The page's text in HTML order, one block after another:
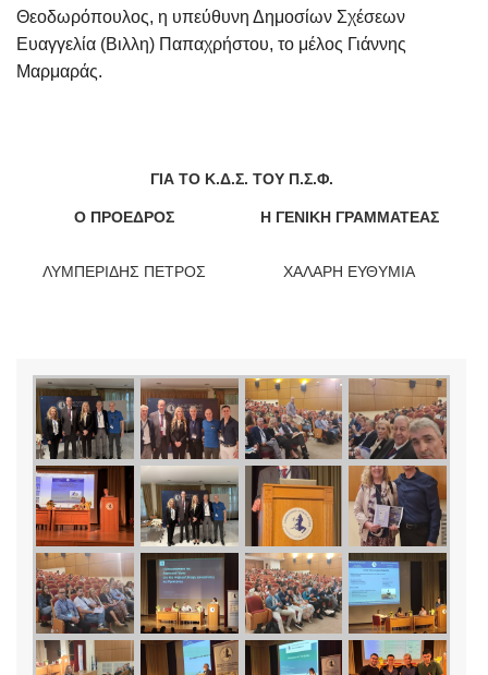
Θεοδωρόπουλος, η υπεύθυνη Δημοσίων Σχέσεων
Ευαγγελία (Βιλλη) Παπαχρήστου, το μέλος Γιάννης
Μαρμαράς.
ΓΙΑ ΤΟ Κ.Δ.Σ. ΤΟΥ Π.Σ.Φ.
Ο ΠΡΟΕΔΡΟΣ Η ΓΕΝΙΚΗ ΓΡΑΜΜΑΤΕΑΣ
ΛΥΜΠΕΡΙΔΗΣ ΠΕΤΡΟΣ ΧΑΛΑΡΗ ΕΥΘΥΜΙΑ